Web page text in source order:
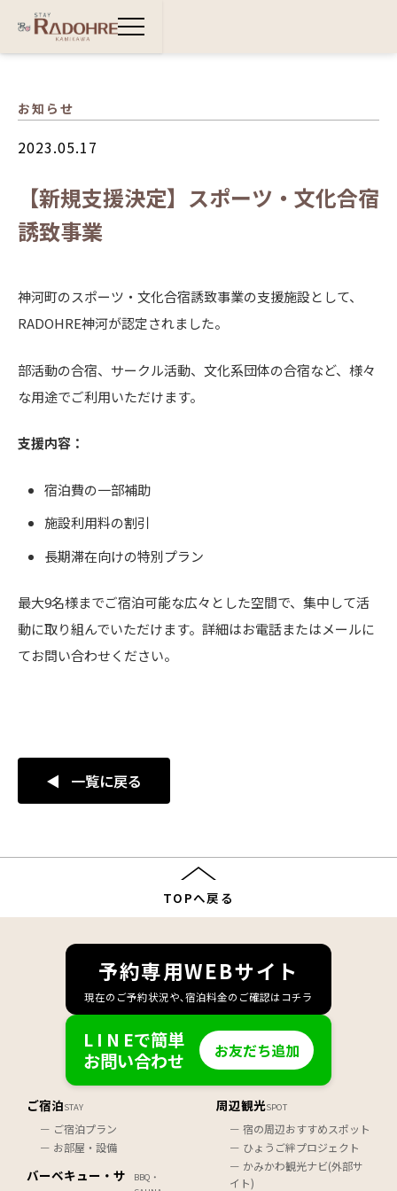
TOP
ご宿泊
BBQ&サウナ
周辺観光
アクセス
お知らせ
2023.05.17
【新規支援決定】スポーツ・文化合宿
誘致事業
神河町のスポーツ・文化合宿誘致事業の支援施設として、
RADOHRE神河が認定されました。
部活動の合宿、サークル活動、文化系団体の合宿など、様々
な用途でご利用いただけます。
支援内容：
宿泊費の一部補助
施設利用料の割引
長期滞在向けの特別プラン
最大9名様までご宿泊可能な広々とした空間で、集中して活
動に取り組んでいただけます。詳細はお電話またはメールに
てお問い合わせください。
一覧に戻る
TOPへ戻る
予約専用WEBサイト
現在のご予約状況や､宿泊料金のご確認はコチラ
L I N Eで簡単
お問い合わせ
お友だち追加
ご宿泊STAY
ご宿泊プラン
お部屋・設備
バーベキュー・サ
BBQ・
周辺観光SPOT
宿の周辺おすすめスポット
ひょうご絆プロジェクト
かみかわ観光ナビ(外部サ
イト)